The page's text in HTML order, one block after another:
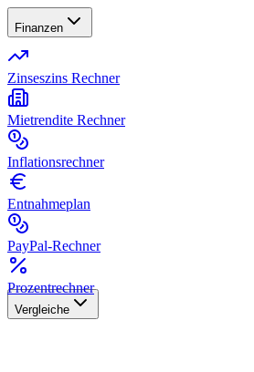
Finanzen
Zinseszins Rechner
Mietrendite Rechner
Inflationsrechner
Entnahmeplan
PayPal-Rechner
Prozentrechner
Vergleiche